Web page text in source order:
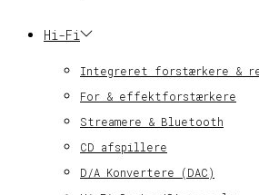
Hi-Fi
Integreret forstærkere &
For & effektforstærkere
Streamere & Bluetooth
CD afspillere
D/A Konvertere (DAC)